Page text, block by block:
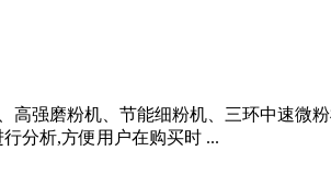
强磨粉机、节能细粉机、三环中速微
分析,方便用户在购买时 ...